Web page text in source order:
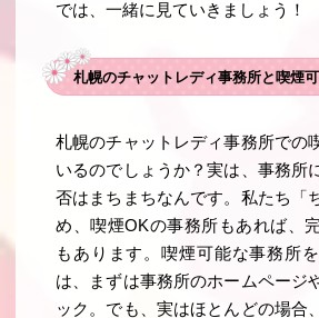
では、一緒に見ていきましょう！
札幌のチャットレディ事務所と喫煙
札幌のチャットレディ事務所での
いるのでしょうか？実は、事務所
否はまちまちなんです。私たち「
め、喫煙OKの事務所もあれば、
もあります。喫煙可能な事務所
は、まずは事務所のホームページ
ック。でも、実はほとんどの場合